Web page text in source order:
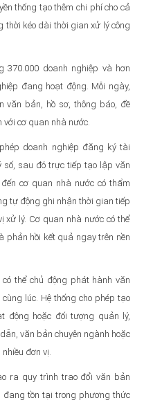
thống tạo thêm chi phí cho cả
thời kéo dài thời gian xử lý công
370.000 doanh nghiệp và hơn
đang hoạt động. Mỗi ngày,
văn bản, hồ sơ, thông báo, đề
cơ quan nhà nước.
doanh nghiệp đăng ký tài
số, sau đó trực tiếp tạo lập văn
cơ quan nhà nước có thẩm
tự động ghi nhận thời gian tiếp
xử lý. Cơ quan nhà nước có thể
phản hồi kết quả ngay trên nền
thể chủ động phát hành văn
lúc. Hệ thống cho phép tạo
động hoặc đối tượng quản lý,
văn bản chuyên ngành hoặc
đơn vị.
ra quy trình trao đổi văn bản
đang tồn tại trong phương thức